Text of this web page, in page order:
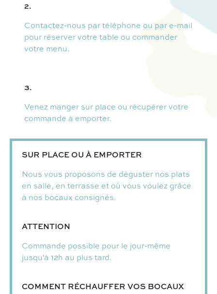
2.
Contactez-nous par téléphone ou par e-mail
pour réserver votre table ou commander
votre menu.
3.
Venez manger sur place ou récupérer votre
commande à emporter.
SUR PLACE OU À EMPORTER
Nous vous proposons de déguster nos plats
en salle, en terrasse et où vous voulez grâce
à nos bocaux consignés.
ATTENTION
Commande possible pour le jour-même
jusqu'à 12h au plus tard.
COMMENT RÉCHAUFFER VOS BOCAUX